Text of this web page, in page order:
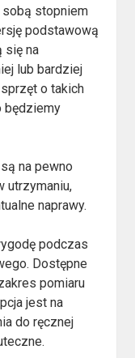
stopniem
podstawową
się na
lub bardziej
o takich
będziemy
na pewno
utrzymaniu,
naprawy.
podczas
Dostępne
pomiaru
jest na
do ręcznej